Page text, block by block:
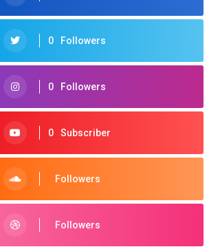
0 Followers
0 Followers
0 Subscriber
Followers
Followers